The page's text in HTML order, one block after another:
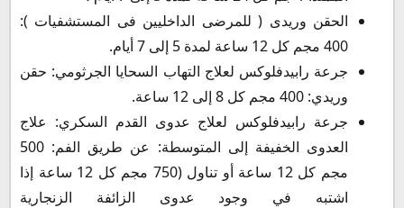
الحقن وريدى ( للمرضى الداخليين فى المستشفيات ):
400 مجم كل 12 ساعة لمدة 5 إلى 7 أيام.
جرعة رابيدفلوكس لعلاج التهاب السحايا الجرثومي: حقن
وريدي: 400 مجم كل 8 إلى 12 ساعة.
جرعة رابيدفلوكس لعلاج عدوى القدم السكري: علاج
العدوى الخفيفة إلى المتوسطة: عن طريق الفم: 500
مجم كل 12 ساعة أو تناول (750 مجم كل 12 ساعة إذا
اشتبه في وجود عدوى الزائفة الزنجارية